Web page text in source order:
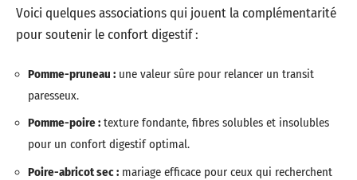
Voici quelques associations qui jouent la complémentarité
pour soutenir le confort digestif :
Pomme-pruneau : une valeur sûre pour relancer un transit
paresseux.
Pomme-poire : texture fondante, fibres solubles et insolubles
pour un confort digestif optimal.
Poire-abricot sec : mariage efficace pour ceux qui recherchent